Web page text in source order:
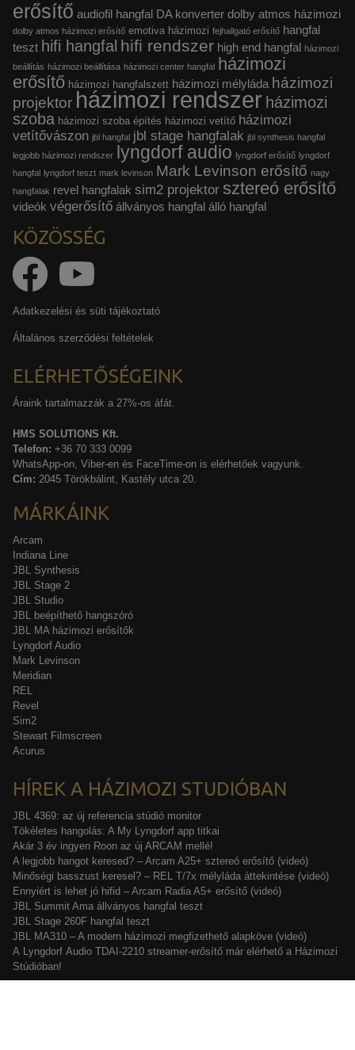
erősítő audiofil hangfal DA konverter dolby atmos házimozi
dolby atmos házimozi erősítő emotiva házimozi fejhallgató erősítő hangfal
teszt hifi hangfal hifi rendszer high end hangfal házimozi
beállítás házimozi beállítása házimozi center hangfal házimozi
erősítő házimozi hangfalszett házimozi mélyláda házimozi
projektor házimozi rendszer házimozi
szoba házimozi szoba építés házimozi vetítő házimozi
vetítővászon jbl hangfal jbl stage hangfalak jbl synthesis hangfal
legjobb házimozi rendszer lyngdorf audio lyngdorf erősítő lyngdorf
hangfal lyngdorf teszt mark levinson Mark Levinson erősítő nagy
hangfalak revel hangfalak sim2 projektor sztereó erősítő
videók végerősítő állványos hangfal álló hangfal
KÖZÖSSÉG
Adatkezelési és süti tájékoztató
Általános szerződési feltételek
ELÉRHETŐSÉGEINK
Áraink tartalmazzák a 27%-os áfát.
HMS SOLUTIONS Kft.
Telefon: +36 70 333 0099
WhatsApp-on, Viber-en és FaceTime-on is elérhetőek vagyunk.
Cím: 2045 Törökbálint, Kastély utca 20.
MÁRKÁINK
Arcam
Indiana Line
JBL Synthesis
JBL Stage 2
JBL Studio
JBL beépíthető hangszóró
JBL MA házimozi erősítők
Lyngdorf Audio
Mark Levinson
Meridian
REL
Revel
Sim2
Stewart Filmscreen
Acurus
HÍREK A HÁZIMOZI STUDIÓBAN
JBL 4369: az új referencia stúdió monitor
Tökéletes hangolás: A My Lyngdorf app titkai
Akár 3 év ingyen Roon az új ARCAM mellé!
A legjobb hangot keresed? – Arcam A25+ sztereó erősítő (videó)
Minőségi basszust keresel? – REL T/7x mélyláda áttekintése (videó)
Ennyiért is lehet jó hifid – Arcam Radia A5+ erősítő (videó)
JBL Summit Ama állványos hangfal teszt
JBL Stage 260F hangfal teszt
JBL MA310 – A modern házimozi megfizethető alapköve (videó)
A Lyngdorf Audio TDAI-2210 streamer-erősítő már elérhető a Házimozi
Stúdióban!